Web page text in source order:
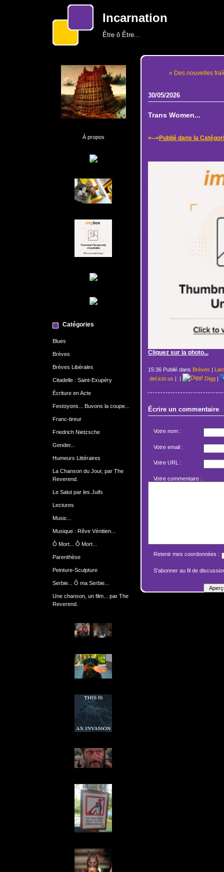
Incarnation
Être ô Être...
À propos
Catégories
Blues
Brèves
Brèves Libérales
Citadelle : Saint-Exupéry
Écriture en Acte
Festoyons... Buvons la coupe...
Franc-tireur
Friedrich Nietzsche
Gender...
Humeurs Littéraires
La Chanson du Jour, par The
Reverend.
Le Salut par les Juifs
Lectures
Music...
Musique : Rêve Vénitien...
Ô Mort... Ô Mort...
Parenthèse
Peinture-Sculpture
Serbie... Ô ma Serbie...
Une chanson, un film... par The
Reverend.
« Des nouvelles
30/05/2026
Trans Women...
=--=Publié dans la
Cliquez sur la photo...
15:36 Publié dans Brèves |
del.icio.us | | Digg|
Écrire un commentaire
Votre nom :
Votre email :
Votre URL :
Votre commentaire :
Retenir mes coordonnées :
S'abonner au fil de